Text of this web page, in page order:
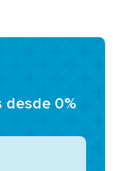
desde 0%